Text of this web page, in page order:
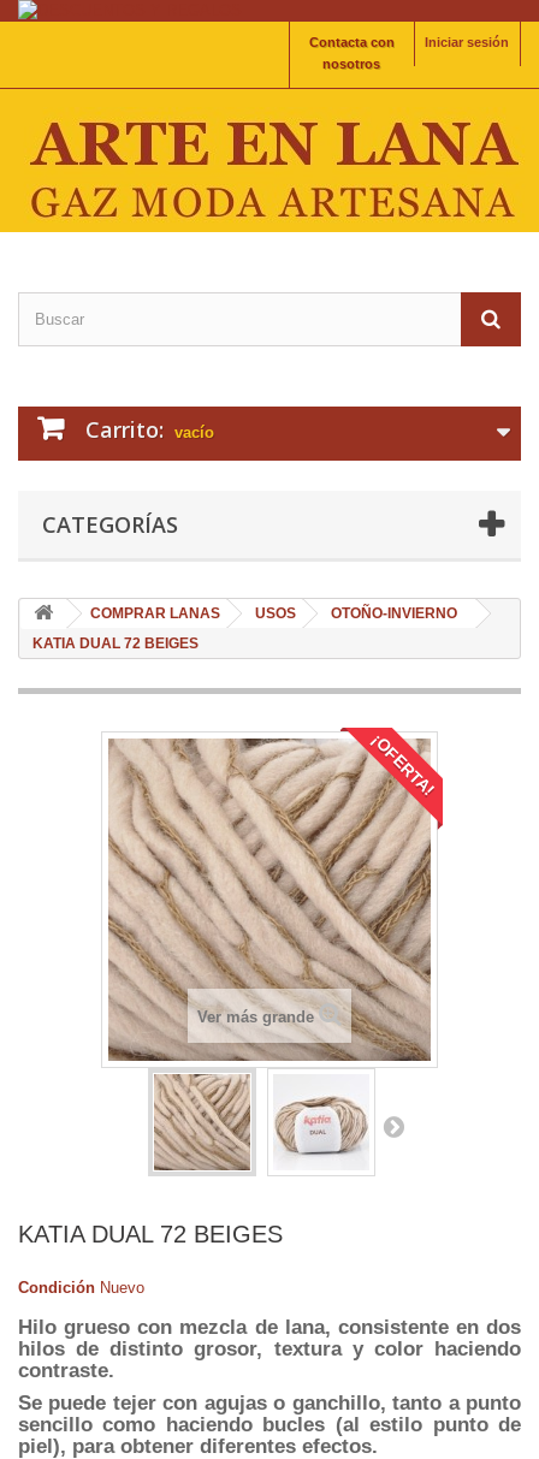
Iniciar sesión
Contacta con
nosotros
Carrito: vacío
CATEGORÍAS
COMPRAR LANAS USOS
OTOÑO-INVIERNO
KATIA DUAL 72 BEIGES
¡OFERTA!
Ver más grande
KATIA DUAL 72 BEIGES
Condición Nuevo
Hilo grueso con mezcla de lana, consistente en dos
hilos de distinto grosor, textura y color haciendo
contraste.
Se puede tejer con agujas o ganchillo, tanto a punto
sencillo como haciendo bucles (al estilo punto de
piel), para obtener diferentes efectos.